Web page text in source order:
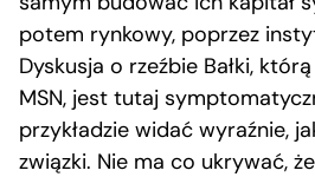
potem rynkowy, poprzez
Dyskusja o rzeźbie Bałki,
MSN, jest tutaj
przykładzie widać wyraźnie,
związki. Nie ma co ukrywać,